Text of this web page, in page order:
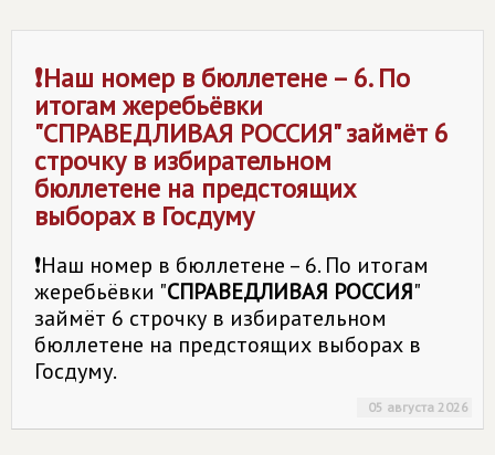
❗Наш номер в бюллетене – 6. По
итогам жеребьёвки
"СПРАВЕДЛИВАЯ РОССИЯ" займёт 6
строчку в избирательном
бюллетене на предстоящих
выборах в Госдуму
❗Наш номер в бюллетене – 6. По итогам
жеребьёвки "СПРАВЕДЛИВАЯ РОССИЯ"
займёт 6 строчку в избирательном
бюллетене на предстоящих выборах в
Госдуму.
05 августа 2026